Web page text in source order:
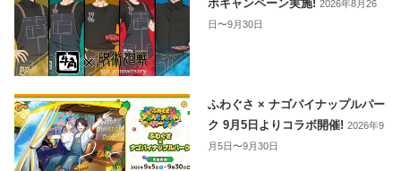
ボキャンペーン実施!2026年8月26
日〜9月30日
ふわぐさ × ナゴパイナップルパー
ク 9月5日よりコラボ開催!2026年9
月5日〜9月30日